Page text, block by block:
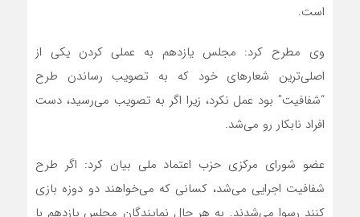
است.
وی مطرح کرد: مجلس یازدهم به عملی کردن یکی از
اصلی‌ترین شعارهای خود که به تصویب رساندن طرح
“شفافیت” بود عمل نکرد، زیرا اگر به تصویب می‌رسید، دست
افراد نابکار رو می‌شد.
عضو شورای مرکزی حزب اعتماد ملی بیان کرد: اگر طرح
شفافیت اجرایی می‌شد، کسانی که می‌خواهند دو دوزه بازی
کنند رسوا می‌شدند. به هر حال نمایندگان مجلس یازدهم با